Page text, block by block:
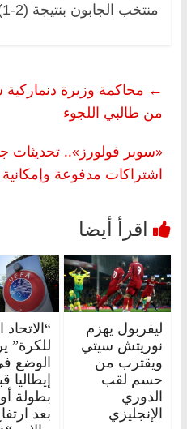
منتخب الجابون بنتيجة (2-1) مساء الخميس.
← محاكمة وزيرة
من طالبي اللجوء
«سوبر فولورز».. تحديثات
اشتراكات مدفوعة وإمكانية
ليفربول يهزم
نوريتش سيتي
ويقترب من
حسم لقب
الدوري
الإنجليزي
“الاتحاد
للكرة”
الوضع
إيطاليا
بطولة
بعد